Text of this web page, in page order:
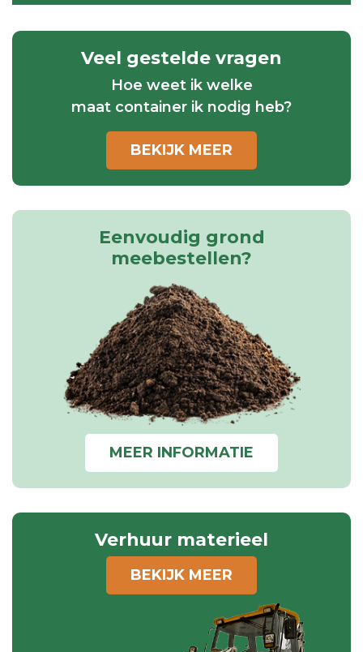
Veel gestelde vragen
Hoe weet ik welke
maat container ik nodig heb?
BEKIJK MEER
Eenvoudig grond
meebestellen?
MEER INFORMATIE
Verhuur materieel
BEKIJK MEER